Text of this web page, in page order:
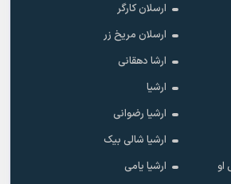
ارسلان کارگر
ارسلان مریخ زر
ارشا دهقانی
ارشیا
ارشیا رضوانی
ارشیا شالی بیک
او
ارشیا یامی